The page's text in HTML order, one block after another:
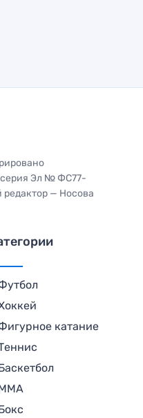
серия Эл № ФС77-
редактор — Носова
катание